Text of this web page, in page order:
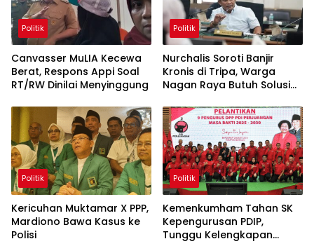
Politik
Canvasser MuLIA Kecewa
Berat, Respons Appi Soal
RT/RW Dinilai Menyinggung
Politik
Nurchalis Soroti Banjir
Kronis di Tripa, Warga
Nagan Raya Butuh Solusi
Politik
Kericuhan Muktamar X PPP,
Mardiono Bawa Kasus ke
Polisi
Politik
Kemenkumham Tahan SK
Kepengurusan PDIP,
Tunggu Kelengkapan